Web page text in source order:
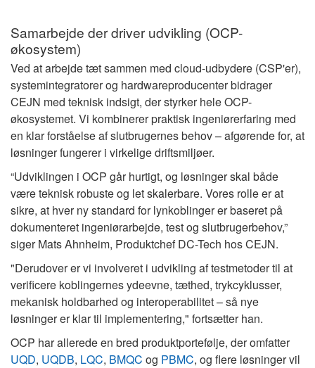
Samarbejde der driver udvikling (OCP-
økosystem)
Ved at arbejde tæt sammen med cloud-udbydere (CSP'er),
systemintegratorer og hardwareproducenter bidrager
CEJN med teknisk indsigt, der styrker hele OCP-
økosystemet. Vi kombinerer praktisk ingeniørerfaring med
en klar forståelse af slutbrugernes behov – afgørende for, at
løsninger fungerer i virkelige driftsmiljøer.
“Udviklingen i OCP går hurtigt, og løsninger skal både
være teknisk robuste og let skalerbare. Vores rolle er at
sikre, at hver ny standard for lynkoblinger er baseret på
dokumenteret ingeniørarbejde, test og slutbrugerbehov,”
siger Mats Ahnheim, Produktchef DC-Tech hos CEJN.
"Derudover er vi involveret i udvikling af testmetoder til at
verificere koblingernes ydeevne, tæthed, trykcyklusser,
mekanisk holdbarhed og interoperabilitet – så nye
løsninger er klar til implementering," fortsætter han.
OCP har allerede en bred produktportefølje, der omfatter
UQD, UQDB, LQC, BMQC og PBMC, og flere løsninger vil